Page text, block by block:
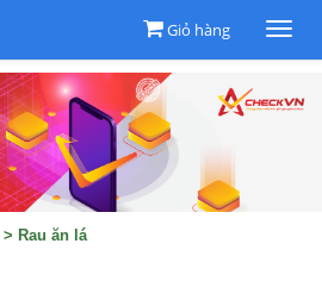
Giỏ hàng
> Rau ăn lá